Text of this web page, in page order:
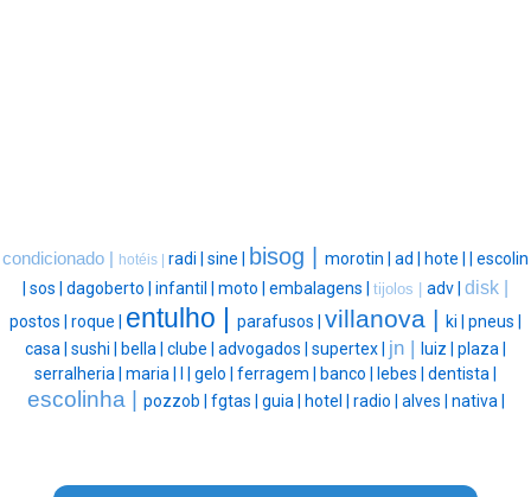
condicionado | hotéis | radi | sine | bisog | morotin | ad | hote |
escolin
sos | dagoberto | infantil | moto | embalagens | tijolos | adv | disk |
postos | roque | entulho | parafusos | villanova | ki | pneus |
casa | sushi | bella | clube | advogados | supertex | jn | luiz | plaza |
serralheria | maria | gelo | ferragem | banco | lebes | dentista |
escolinha | pozzob | fgtas | guia | hotel | radio | alves | nativa |